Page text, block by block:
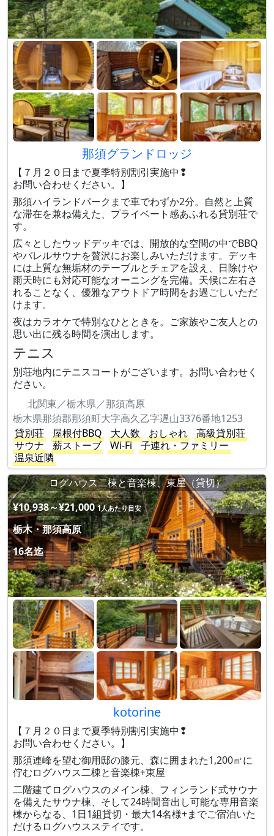
那須グランドロッジ
【７月２０日まで夏季特別割引実施中❢
お問い合わせください。】
那須ハイランドパークまで車でわずか2分。自然と上質
な滞在を兼ね備えた、プライベート感あふれる貸別荘で
す。
広々としたウッドデッキでは、開放的な空間の中でBBQ
やバレルサウナを贅沢にお楽しみいただけます。デッキ
には上質な無垢材のテーブルとチェアを設え、日除けや
雨天時にも対応可能なオーニングを完備。天候に左右さ
れることなく、優雅なアウトドア時間をお過ごしいただ
けます。
夜はカラオケで特別なひとときを。ご家族やご友人との
思い出に残る時間を演出します。
テニス
別荘地内にテニスコートがございます。お問い合わせく
ださい。
北関東／栃木県／那須高原
栃木県那須郡那須町大字高久乙字遅山3376番地1253
貸別荘
屋根付BBQ 大人数 おしゃれ
高級貸別荘
サウナ
薪ストーブ Wi-Fi
子連れ・ファミリー
温泉近隣
ログハウス二棟と音楽棟、東屋（貸切）
¥10,938～¥21,000 1人あたり目安
栃木・那須高原
16名迄
kotorine
【７月２０日まで夏季特別割引実施中❢
お問い合わせください。】
那須連峰を望む御用邸の膝元、森に囲まれた1,200㎡に
佇むログハウス二棟と音楽棟+東屋
二階建てログハウスのメイン棟、フィンランド式サウナ
を備えたサウナ棟、そして24時間音出し可能な専用音楽
棟からなる、1日1組貸切・最大14名様+までご宿泊いた
だけるログハウスステイです。